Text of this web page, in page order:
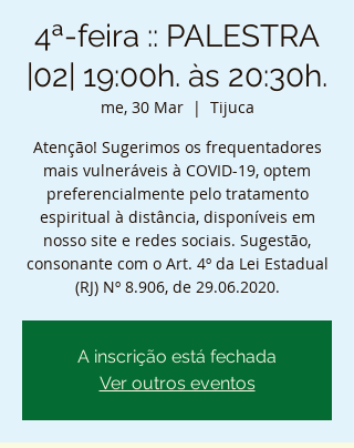
4ª-feira :: PALESTRA
|02| 19:00h. às 20:30h.
me, 30 Mar
  |
Tijuca
Atenção! Sugerimos os frequentadores
mais vulneráveis à COVID-19, optem
preferencialmente pelo tratamento
espiritual à distância, disponíveis em
nosso site e redes sociais. Sugestão,
consonante com o Art. 4º da Lei Estadual
(RJ) Nº 8.906, de 29.06.2020.
A inscrição está fechada
Ver outros eventos